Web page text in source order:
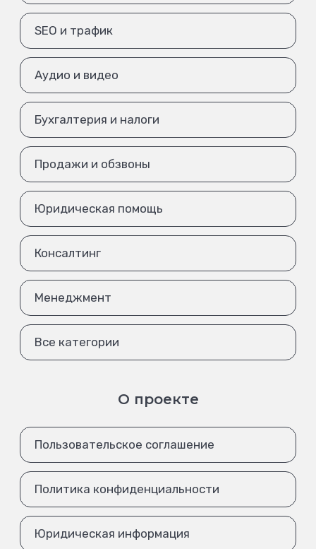
SEO и трафик
Аудио и видео
Бухгалтерия и налоги
Продажи и обзвоны
Юридическая помощь
Консалтинг
Менеджмент
Все категории
О проекте
Пользовательское соглашение
Политика конфиденциальности
Юридическая информация